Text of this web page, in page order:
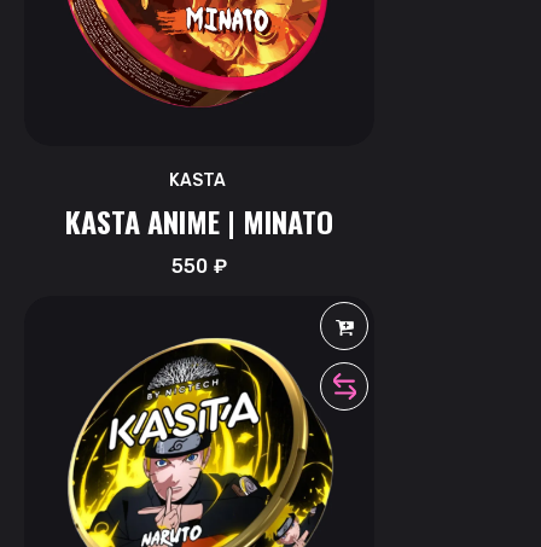
KASTA
KASTA ANIME | MINATO
550₽